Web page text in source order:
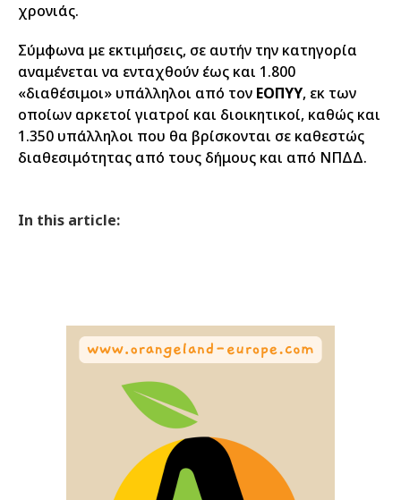
χρονιάς.
Σύμφωνα με εκτιμήσεις, σε αυτήν την κατηγορία
αναμένεται να ενταχθούν έως και 1.800
«διαθέσιμοι» υπάλληλοι από τον ΕΟΠΥΥ, εκ των
οποίων αρκετοί γιατροί και διοικητικοί, καθώς και
1.350 υπάλληλοι που θα βρίσκονται σε καθεστώς
διαθεσιμότητας από τους δήμους και από ΝΠΔΔ.
In this article: